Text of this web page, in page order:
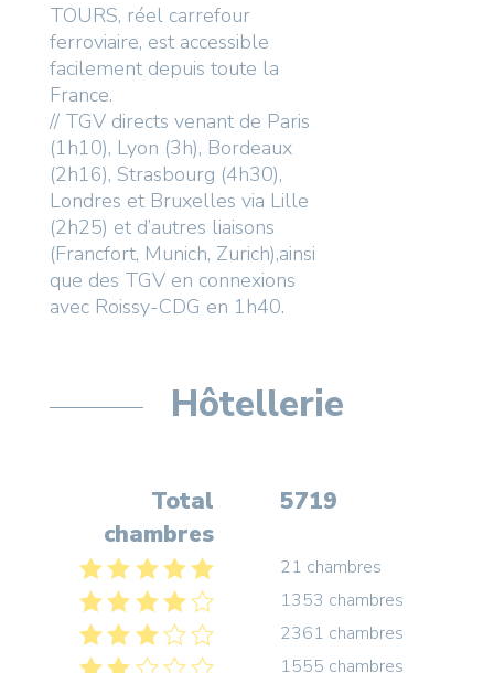
TOURS, réel carrefour
ferroviaire, est accessible
facilement depuis toute la
France.
// TGV directs venant de Paris
(1h10), Lyon (3h), Bordeaux
(2h16), Strasbourg (4h30),
Londres et Bruxelles via Lille
(2h25) et d’autres liaisons
(Francfort, Munich, Zurich),ainsi
que des TGV en connexions
avec Roissy-CDG en 1h40.
Hôtellerie
Total
chambres
5719
21 chambres
1353 chambres
2361 chambres
1555 chambres